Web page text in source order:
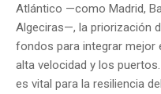
Atlántico —como Madrid,
Algeciras—, la priorización
fondos para integrar
alta velocidad y los
es vital para la resiliencia